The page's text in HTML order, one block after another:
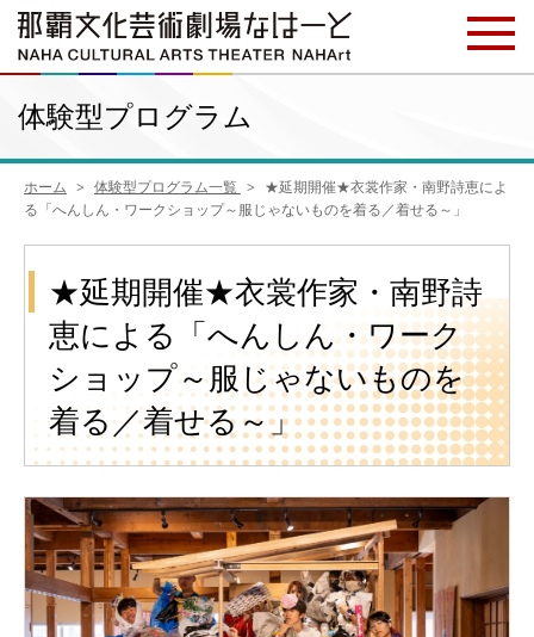
体験型プログラム
ホーム 体験型プログラム一覧
★延期開催★衣裳作家・南野詩恵によ
る「へんしん・ワークショップ～服じゃないものを着る／着せる～」
★延期開催★衣裳作家・南野詩
恵による「へんしん・ワーク
ショップ～服じゃないものを
着る／着せる～」